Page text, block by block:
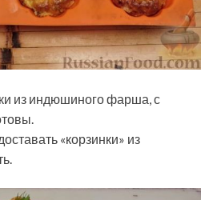
из индюшиного фарша, с
«корзинки» из